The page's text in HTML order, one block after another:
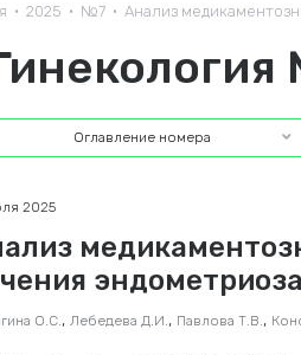
• 2025 • №7 • Анализ
Оглавление номера
эндометриоза
2025
О.С. , Лебедева Д.И. , Павлова Т.В. ,